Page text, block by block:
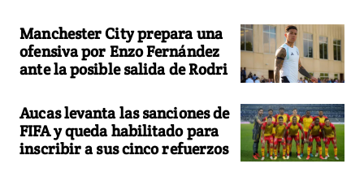
Manchester City prepara una
ofensiva por Enzo Fernández
ante la posible salida de Rodri
Aucas levanta las sanciones de
FIFA y queda habilitado para
inscribir a sus cinco refuerzos